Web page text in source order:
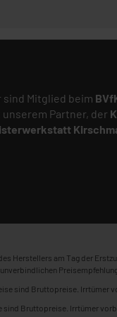
sind Mitglied beim
unserem Partner, der
Herstellers am Tag der
sind Bruttopreise. Irrtümer
sind Bruttopreise. Irrtümer